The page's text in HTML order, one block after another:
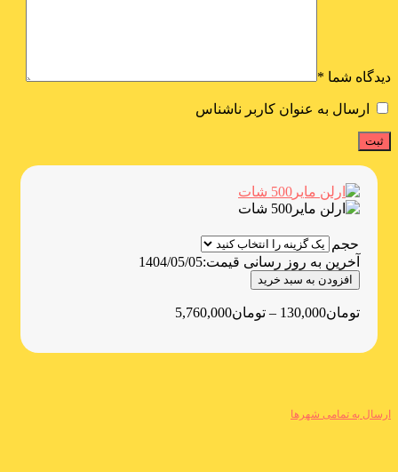
دیدگاه شما *
ارسال به عنوان کاربر ناشناس
حجم
آخرین به روز رسانی قیمت:1404/05/05
افزودن به سبد خرید
تومان130,000
– تومان5,760,000
ارسال به تمامی شهرها